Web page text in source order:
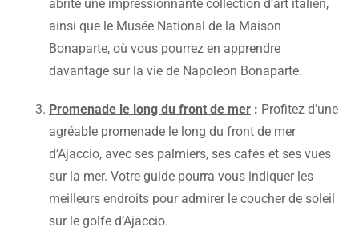
abrite une impressionnante collection d’art italien,
ainsi que le Musée National de la Maison
Bonaparte, où vous pourrez en apprendre
davantage sur la vie de Napoléon Bonaparte.
Promenade le long du front de mer : Profitez d’une
agréable promenade le long du front de mer
d’Ajaccio, avec ses palmiers, ses cafés et ses vues
sur la mer. Votre guide pourra vous indiquer les
meilleurs endroits pour admirer le coucher de soleil
sur le golfe d’Ajaccio.